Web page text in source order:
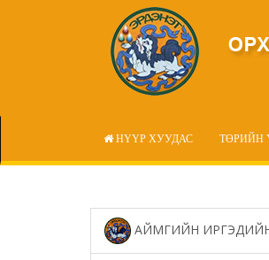
НҮҮР ХУУДАС ТӨРИЙН
АЙМГИЙН ИРГЭДИЙН